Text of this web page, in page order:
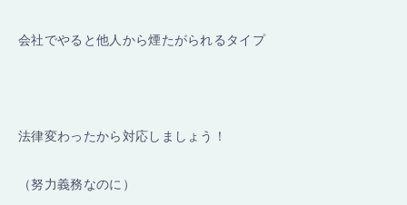
会社でやると他人から煙たがられるタイプ
法律変わったから対応しましょう！
（努力義務なのに）